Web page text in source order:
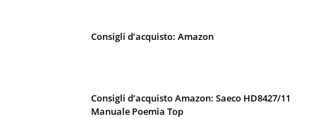
Consigli d’acquisto: Amazon
Consigli d’acquisto Amazon: Saeco HD8427/11
Manuale Poemia Top